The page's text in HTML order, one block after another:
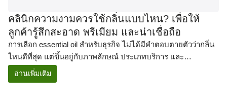
คลินิกความงามควรใช้กลิ่นแบบไหน? เพื่อให้
ลูกค้ารู้สึกสะอาด พรีเมียม และน่าเชื่อถือ
การเลือก essential oil สำหรับธุรกิจ ไม่ได้มีคำตอบตายตัวว่ากลิ่น
ไหนดีที่สุด แต่ขึ้นอยู่กับภาพลักษณ์ ประเภทบริการ และ
ประสบการณ์ที่ต้องการให้ลูกค้ารับรู้
อ่านเพิ่มเติม